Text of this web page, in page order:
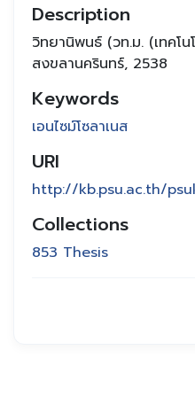
Description
วิทยานิพนธ์ (วท.ม. (เทคโ
สงขลานครินทร์, 2538
Keywords
เอนไซม์โซลาเนส
URI
http://kb.psu.ac.th/
Collections
853 Thesis